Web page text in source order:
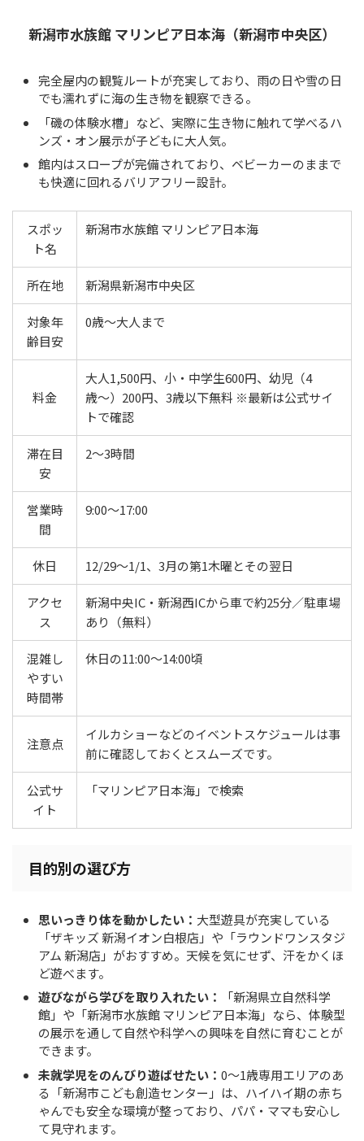
新潟市水族館 マリンピア日本海（新潟市中央区）
完全屋内の観覧ルートが充実しており、雨の日や雪の日
でも濡れずに海の生き物を観察できる。
「磯の体験水槽」など、実際に生き物に触れて学べるハ
ンズ・オン展示が子どもに大人気。
館内はスロープが完備されており、ベビーカーのままで
も快適に回れるバリアフリー設計。
スポッ
ト名
新潟市水族館 マリンピア日本海
所在地 新潟県新潟市中央区
対象年
齢目安
0歳〜大人まで
料金
大人1,500円、小・中学生600円、幼児（4
歳〜）200円、3歳以下無料 ※最新は公式サイ
トで確認
滞在目
安
2〜3時間
営業時
間
9:00〜17:00
休日 12/29〜1/1、3月の第1木曜とその翌日
アクセ
ス
新潟中央IC・新潟西ICから車で約25分／駐車場
あり（無料）
混雑し
やすい
時間帯
休日の11:00〜14:00頃
注意点
イルカショーなどのイベントスケジュールは事
前に確認しておくとスムーズです。
公式サ
イト
「マリンピア日本海」で検索
目的別の選び方
思いっきり体を動かしたい： 大型遊具が充実している
「ザキッズ 新潟イオン白根店」や「ラウンドワンスタジ
アム 新潟店」がおすすめ。天候を気にせず、汗をかくほ
ど遊べます。
遊びながら学びを取り入れたい：
「新潟県立自然科学
館」や「新潟市水族館 マリンピア日本海」なら、体験型
の展示を通して自然や科学への興味を自然に育むことが
できます。
未就学児をのんびり遊ばせたい： 0〜1歳専用エリアのあ
る「新潟市こども創造センター」は、ハイハイ期の赤ち
ゃんでも安全な環境が整っており、パパ・ママも安心し
て見守れます。